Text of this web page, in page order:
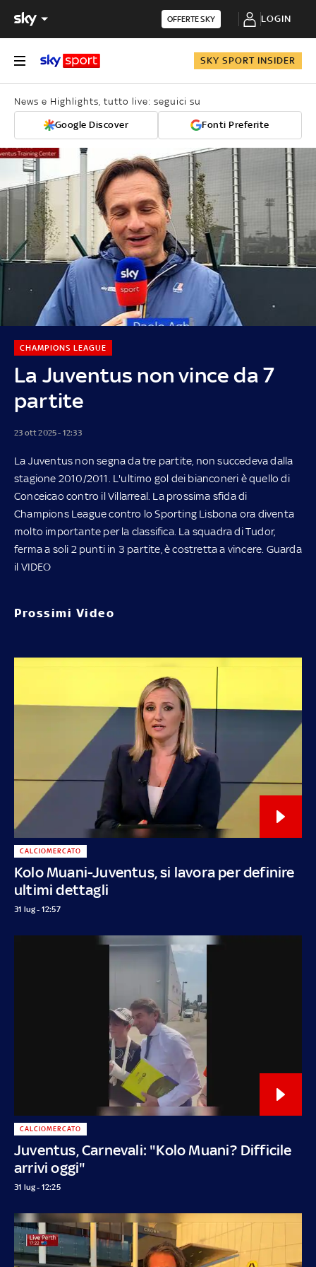
OFFERTE SKY LOGIN
SKY SPORT INSIDER
News e Highlights, tutto live: seguici su
Google Discover Fonti Preferite
La Juventus non vince da 7
partite
CHAMPIONS LEAGUE
23 ott 2025 - 12:33
La Juventus non segna da tre partite, non succedeva dalla
stagione 2010/2011. L'ultimo gol dei bianconeri è quello di
Conceicao contro il Villarreal. La prossima sfida di
Champions League contro lo Sporting Lisbona ora diventa
molto importante per la classifica. La squadra di Tudor,
ferma a soli 2 punti in 3 partite, è costretta a vincere. Guarda
il VIDEO
Prossimi Video
Kolo Muani-Juventus, si lavora per definire
ultimi dettagli
CALCIOMERCATO
31 lug - 12:57
Juventus, Carnevali: "Kolo Muani? Difficile
arrivi oggi"
CALCIOMERCATO
31 lug - 12:25